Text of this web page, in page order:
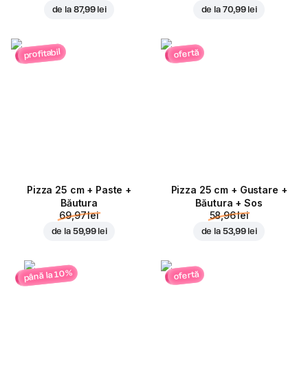
de la 87,99 lei de la 70,99 lei
profitabil
Pizza 25 cm + Paste +
Băutura
69,97 lei
de la 59,99 lei
ofertă
Pizza 25 cm + Gustare +
Băutura + Sos
58,96 lei
de la 53,99 lei
până la 10% ofertă